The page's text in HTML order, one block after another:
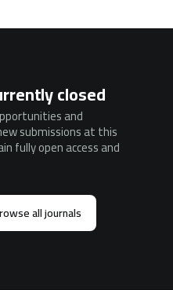
closed
and
submissions at this
fully open access and
all journals